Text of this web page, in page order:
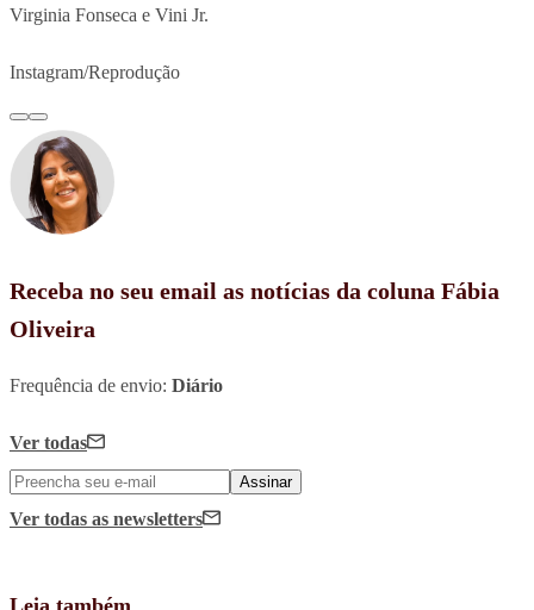
Virginia Fonseca e Vini Jr.
Instagram/Reprodução
Receba no seu email as notícias da coluna Fábia
Oliveira
Frequência de envio: Diário
Ver todas
Assinar
Ver todas as newsletters
Leia também